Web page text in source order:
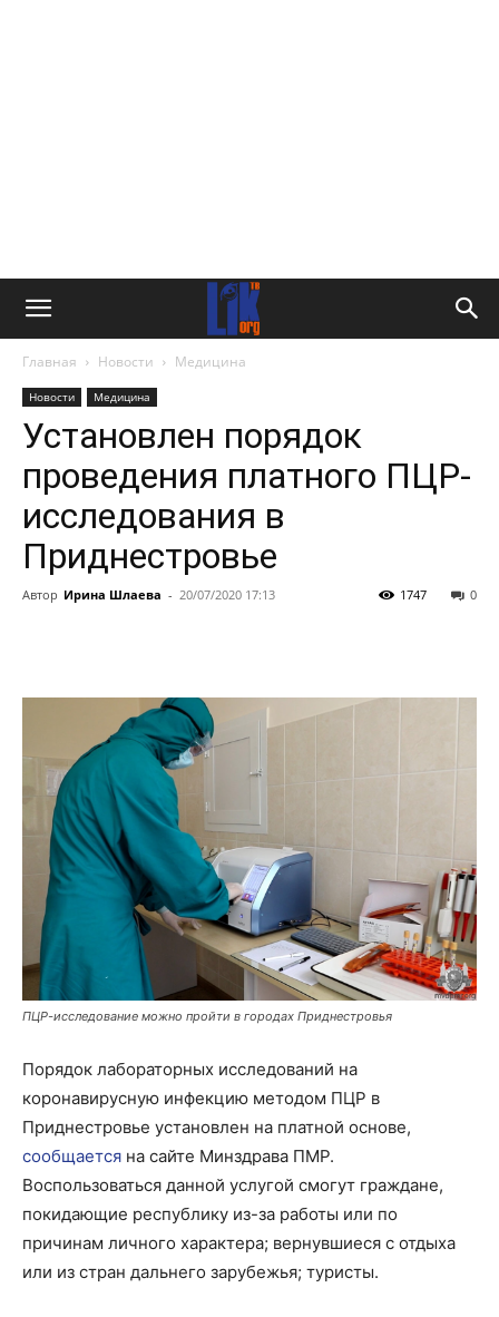
Главная Новости Медицина
Новости Медицина
Установлен порядок
проведения платного ПЦР-
исследования в
Приднестровье
Автор Ирина Шлаева - 20/07/2020 17:13 0
1747
ПЦР-исследование можно пройти в городах Приднестровья
Порядок лабораторных исследований на
коронавирусную инфекцию методом ПЦР в
Приднестровье установлен на платной основе,
сообщается на сайте Минздрава ПМР.
Воспользоваться данной услугой смогут граждане,
покидающие республику из-за работы или по
причинам личного характера; вернувшиеся с отдыха
или из стран дальнего зарубежья; туристы.